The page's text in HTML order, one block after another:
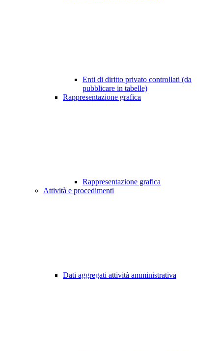
Enti di diritto privato controllati (da
pubblicare in tabelle)
Rappresentazione grafica
Rappresentazione grafica
Attività e procedimenti
Dati aggregati attività amministrativa